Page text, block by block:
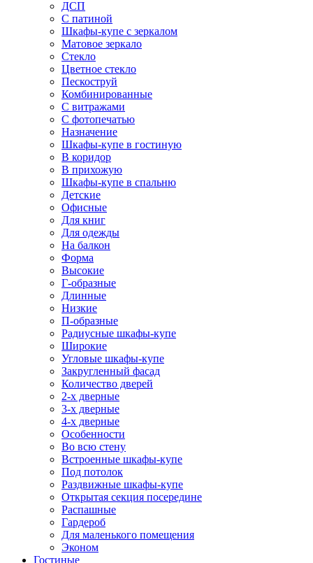
ДСП
С патиной
Шкафы-купе с зеркалом
Матовое зеркало
Стекло
Цветное стекло
Пескоструй
Комбинированные
С витражами
С фотопечатью
Назначение
Шкафы-купе в гостиную
В коридор
В прихожую
Шкафы-купе в спальню
Детские
Офисные
Для книг
Для одежды
На балкон
Форма
Высокие
Г-образные
Длинные
Низкие
П-образные
Радиусные шкафы-купе
Широкие
Угловые шкафы-купе
Закругленный фасад
Количество дверей
2-х дверные
3-х дверные
4-х дверные
Особенности
Во всю стену
Встроенные шкафы-купе
Под потолок
Раздвижные шкафы-купе
Открытая секция посередине
Распашные
Гардероб
Для маленького помещения
Эконом
Гостиные